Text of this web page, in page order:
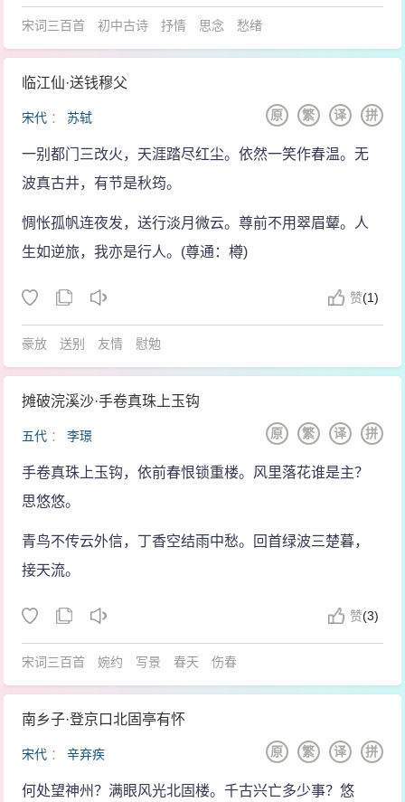
宋词三百首 初中古诗 抒情 思念 愁绪
临江仙·送钱穆父
宋代 ：苏轼 拼
译
繁
原
一别都门三改火，天涯踏尽红尘。依然一笑作春温。无
波真古井，有节是秋筠。
惆怅孤帆连夜发，送行淡月微云。尊前不用翠眉颦。人
生如逆旅，我亦是行人。(尊通：樽)
赞(1)
豪放 送别 友情 慰勉
摊破浣溪沙·手卷真珠上玉钩
五代 ：李璟 拼
译
繁
原
手卷真珠上玉钩，依前春恨锁重楼。风里落花谁是主？
思悠悠。
青鸟不传云外信，丁香空结雨中愁。回首绿波三楚暮，
接天流。
赞(3)
宋词三百首 婉约 写景 春天 伤春
南乡子·登京口北固亭有怀
宋代 ：辛弃疾 拼
译
繁
原
何处望神州？满眼风光北固楼。千古兴亡多少事？悠